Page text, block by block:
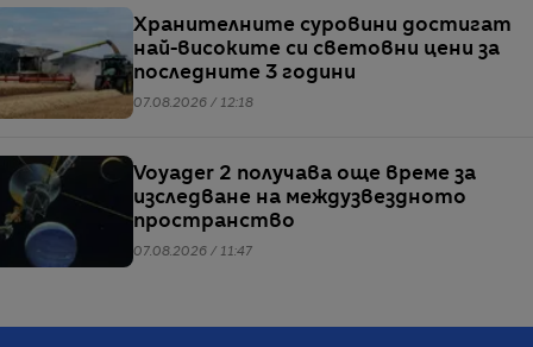
Хранителните суровини достигат
най-високите си световни цени за
последните 3 години
07.08.2026 / 12:18
Voyager 2 получава още време за
изследване на междузвездното
пространство
07.08.2026 / 11:47